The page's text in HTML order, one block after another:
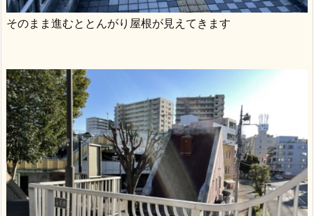
そのまま進むととんがり屋根が見えてきます